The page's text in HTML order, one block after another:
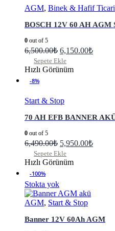
AGM, Binek & Hafif Ticari
BOSCH 12V 60 AH AGM
0 out of 5
6,500.00₺ 6,150.00₺
Sepete Ekle
Hızlı Görünüm
-8%
Start & Stop
70 AH EFB BANNER
0 out of 5
6,490.00₺ 5,950.00₺
Sepete Ekle
Hızlı Görünüm
-100%
Stokta yok
AGM, Start & Stop
Banner 12V 60Ah AGM